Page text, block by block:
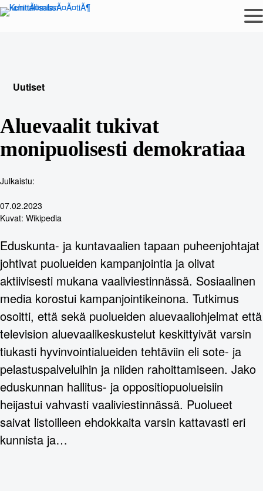
Siirry
sisältöön
Uutiset
Aluevaalit tukivat
monipuolisesti demokratiaa
Julkaistu:
07.02.2023
Kuvat: Wikipedia
Eduskunta- ja kuntavaalien tapaan puheenjohtajat
johtivat puolueiden kampanjointia ja olivat
aktiivisesti mukana vaaliviestinnässä. Sosiaalinen
media korostui kampanjointikeinona. Tutkimus
osoitti, että sekä puolueiden aluevaaliohjelmat että
television aluevaalikeskustelut keskittyivät varsin
tiukasti hyvinvointialueiden tehtäviin eli sote- ja
pelastuspalveluihin ja niiden rahoittamiseen. Jako
eduskunnan hallitus- ja oppositiopuolueisiin
heijastui vahvasti vaaliviestinnässä. Puolueet
saivat listoilleen ehdokkaita varsin kattavasti eri
kunnista ja…